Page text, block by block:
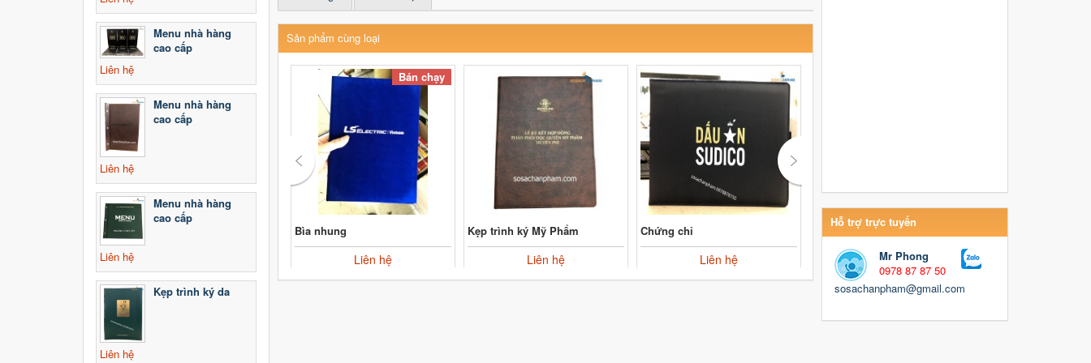
Sản phẩm cùng loại
Bán chạy
Bìa nhung
Liên hệ
Kẹp trình ký Mỹ Phẩm
Liên hệ
Chứng chỉ
Liên hệ
Kẹp trình ký da
Liên hệ
Menu nhà hàng
cao cấp
Liên hệ
Menu nhà hàng
cao cấp
Liên hệ
Menu nhà hàng
cao cấp
Liên hệ
Kẹp trình ký da
Liên hệ
Hỗ trợ trực tuyến
Mr Phong
0978 87 87 50
sosachanpham@gmail.com